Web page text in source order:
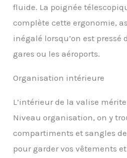
filet
54 x
pour
fluide. La poignée
complète cette ergonomie,
inégalé lorsqu’on est pressé
gares ou les aéroports.
Organisation intérieure
L’intérieur de la valise
Niveau organisation, on y
compartiments et sangles
pour garder vos vêtements